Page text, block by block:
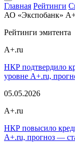
Главная Рейтинги
АО «Экспобанк»
Рейтинги эмитента
A+.ru
НКР подтвердило
уровне A+.ru,
05.05.2026
A+.ru
НКР повысило
A+.ru, прогноз —